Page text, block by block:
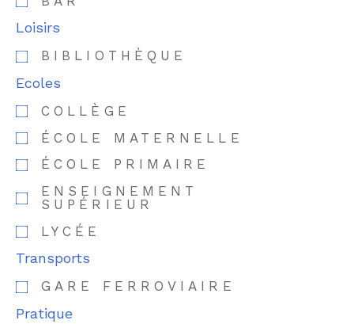
Loisirs
BIBLIOTHÈQUE
Ecoles
COLLÈGE
ÉCOLE MATERNELLE
ÉCOLE PRIMAIRE
ENSEIGNEMENT
SUPÉRIEUR
LYCÉE
Transports
GARE FERROVIAIRE
Pratique